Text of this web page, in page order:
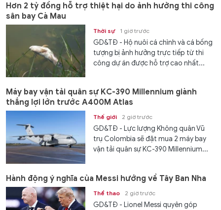
Hơn 2 tỷ đồng hỗ trợ thiệt hại do ảnh hưởng thi công
sân bay Cà Mau
Thời sự 1 giờ trước
GD&TĐ - Hộ nuôi cá chình và cá bống
tượng bị ảnh hưởng trực tiếp từ thi
công dự án được hỗ trợ cao nhất...
Máy bay vận tải quân sự KC-390 Millennium giành
thắng lợi lớn trước A400M Atlas
Thế giới 2 giờ trước
GD&TĐ - Lực lượng Không quân Vũ
trụ Colombia sẽ đặt mua 2 máy bay
vận tải quân sự KC-390 Millennium...
Hành động ý nghĩa của Messi hướng về Tây Ban Nha
Thể thao 2 giờ trước
GD&TĐ - Lionel Messi quyên góp